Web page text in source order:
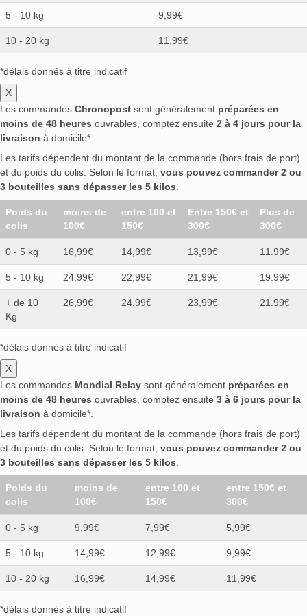
5 - 10 kg 9,99€
10 - 20 kg 11,99€
*délais donnés à titre indicatif
X
Les commandes Chronopost sont généralement préparées en
moins de 48 heures ouvrables, comptez ensuite 2 à 4 jours pour la
livraison à domicile*.
Les tarifs dépendent du montant de la commande (hors frais de port)
et du poids du colis. Selon le format, vous pouvez commander 2 ou
3 bouteilles sans dépasser les 5 kilos.
Poids du
colis
moins de
100€
entre 100 et
150€
Entre 150€ et
300€
Plus de
300€
0 - 5 kg 16,99€ 14,99€ 13,99€ 11.99€
5 - 10 kg 24,99€ 22,99€ 21,99€ 19.99€
+ de 10
Kg
26,99€ 24,99€ 23,99€ 21.99€
*délais donnés à titre indicatif
X
Les commandes Mondial Relay sont généralement préparées en
moins de 48 heures ouvrables, comptez ensuite 3 à 6 jours pour la
livraison à domicile*.
Les tarifs dépendent du montant de la commande (hors frais de port)
et du poids du colis. Selon le format, vous pouvez commander 2 ou
3 bouteilles sans dépasser les 5 kilos.
Poids du
colis
moins de
100€
entre 100 et
150€
entre 150€ et
300€
0 - 5 kg 9,99€ 7,99€ 5,99€
5 - 10 kg 14,99€ 12,99€ 9,99€
10 - 20 kg 16,99€ 14,99€ 11,99€
*délais donnés à titre indicatif